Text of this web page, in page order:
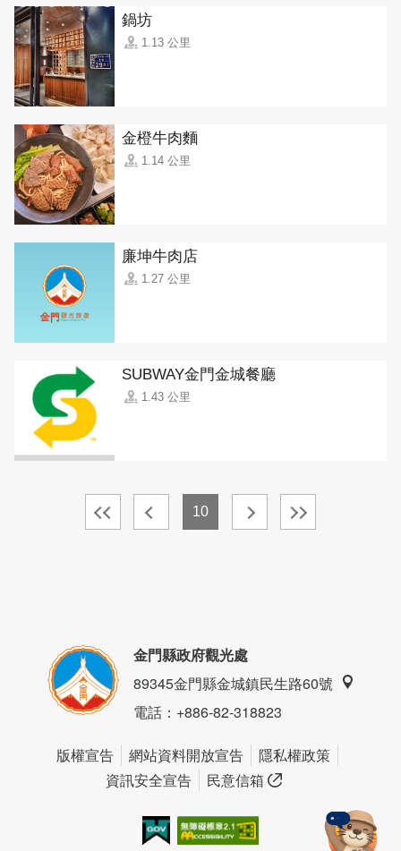
鍋坊
1.13 公里
金橙牛肉麵
1.14 公里
廉坤牛肉店
1.27 公里
SUBWAY金門金城餐廳
1.43 公里
10
金門縣政府觀光處
89345金門縣金城鎮民生路60號
電話：+886-82-318823
版權宣告 網站資料開放宣告
隱私權政策
資訊安全宣告
民意信箱